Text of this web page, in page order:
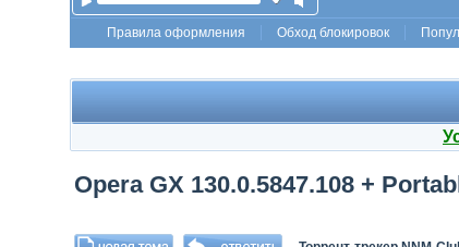
Правила оформления Обход блокировок
Opera GX 130.0.5847.108 +